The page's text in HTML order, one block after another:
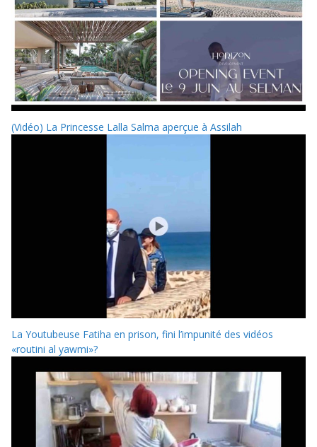
(Vidéo) La Princesse Lalla Salma aperçue à Assilah
La Youtubeuse Fatiha en prison, fini l’impunité des vidéos
«routini al yawmi»?